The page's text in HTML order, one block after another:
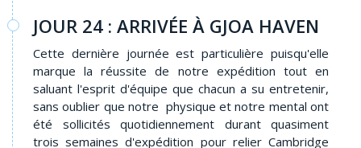
JOUR 24 : ARRIVÉE À GJOA HAVEN
Cette dernière journée est particulière puisqu'elle
marque la réussite de notre expédition tout en
saluant l'esprit d'équipe que chacun a su entretenir,
sans oublier que notre physique et notre mental ont
été sollicités quotidiennement durant quasiment
trois semaines d'expédition pour relier Cambridge